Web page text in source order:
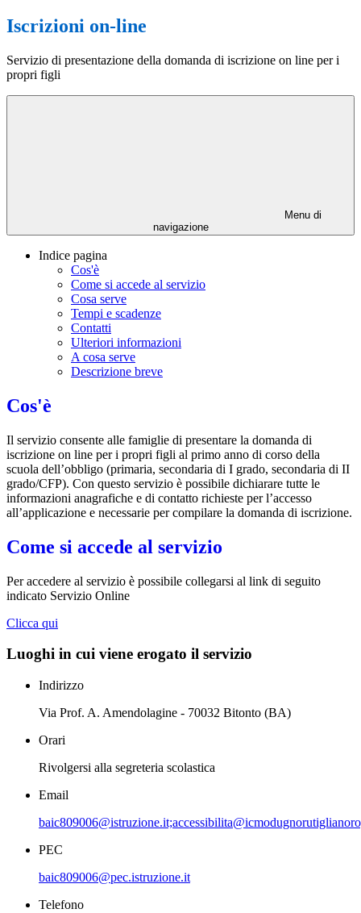
Iscrizioni on-line
Servizio di presentazione della domanda di iscrizione on line per i
propri figli
Menu di
navigazione
Indice pagina
Cos'è
Come si accede al servizio
Cosa serve
Tempi e scadenze
Contatti
Ulteriori informazioni
A cosa serve
Descrizione breve
Cos'è
Il servizio consente alle famiglie di presentare la domanda di
iscrizione on line per i propri figli al primo anno di corso della
scuola dell’obbligo (primaria, secondaria di I grado, secondaria di II
grado/CFP). Con questo servizio è possibile dichiarare tutte le
informazioni anagrafiche e di contatto richieste per l’accesso
all’applicazione e necessarie per compilare la domanda di iscrizione.
Come si accede al servizio
Per accedere al servizio è possibile collegarsi al link di seguito
indicato Servizio Online
Clicca qui
Luoghi in cui viene erogato il servizio
Indirizzo
Via Prof. A. Amendolagine - 70032 Bitonto (BA)
Orari
Rivolgersi alla segreteria scolastica
Email
PEC
baic809006@pec.istruzione.it
Telefono